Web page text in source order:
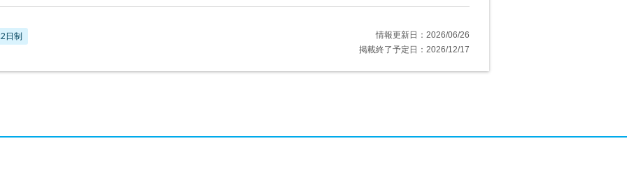
日制
情報更新日：2026/06/26
掲載終了予定日：2026/12/17